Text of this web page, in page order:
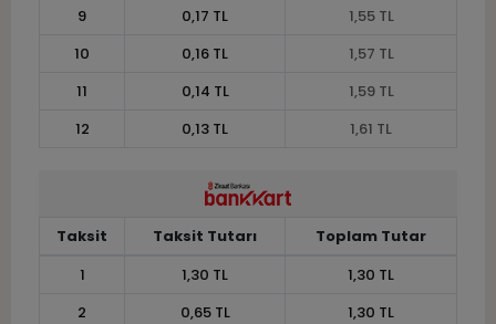
9
0,17 TL
1,55 TL
10
0,16 TL
1,57 TL
11
0,14 TL
1,59 TL
12
0,13 TL 1,61 TL
Taksit Taksit Tutarı
Toplam Tutar
1
1,30 TL
1,30 TL
2
0,65 TL
1,30 TL